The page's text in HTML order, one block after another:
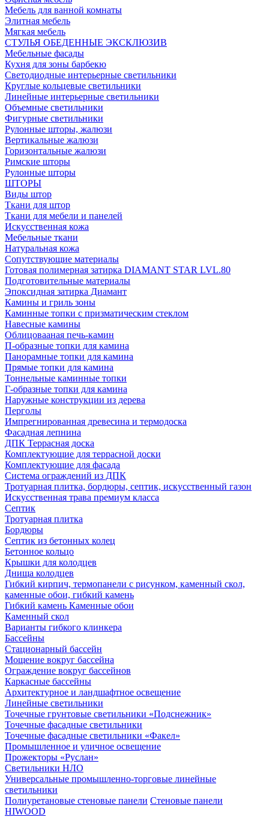
Мебель для ванной комнаты
Элитная мебель
Мягкая мебель
СТУЛЬЯ ОБЕДЕННЫЕ ЭКСКЛЮЗИВ
Мебельные фасады
Кухня для зоны барбекю
Светодиодные интерьерные светильники
Круглые кольцевые светильники
Линейные интерьерные светильники
Объемные светильники
Фигурные светильники
Рулонные шторы, жалюзи
Вертикальные жалюзи
Горизонтальные жалюзи
Римские шторы
Рулонные шторы
ШТОРЫ
Виды штор
Ткани для штор
Ткани для мебели и панелей
Искусственная кожа
Мебельные ткани
Натуральная кожа
Сопутствующие материалы
Готовая полимерная затирка DIAMANT STAR LVL.80
Подготовительные материалы
Эпоксидная затирка Диамант
Камины и гриль зоны
Каминные топки с призматическим стеклом
Навесные камины
Облицовааная печь-камин
П-образные топки для камина
Панорамные топки для камина
Прямые топки для камина
Тоннельные каминные топки
Г-образные топки для камина
Наружные конструкции из дерева
Перголы
Импрегнированная древесина и термодоска
Фасадная лепнина
ДПК Террасная доска
Комплектующие для террасной доски
Комплектующие для фасада
Система ограждений из ДПК
Тротуарная плитка, бордюры, септик, искусственный газон
Искусственная трава премиум класса
Септик
Тротуарная плитка
Бордюры
Септик из бетонных колец
Бетонное кольцо
Крышки для колодцев
Днища колодцев
Гибкий кирпич, термопанели с рисунком, каменный скол,
каменные обои, гибкий камень
Гибкий камень Каменные обои
Каменный скол
Варианты гибкого клинкера
Бассейны
Стационарный бассейн
Мощение вокруг бассейна
Ограждение вокруг бассейнов
Каркасные бассейны
Архитектурное и ландшафтное освещение
Линейные светильники
Точечные грунтовые светильники «Подснежник»
Точечные фасадные светильники
Точечные фасадные светильники «Факел»
Промышленное и уличное освещение
Прожекторы «Руслан»
Светильники НЛО
Универсальные промышленно-торговые линейные
светильники
Полиуретановые стеновые панели Стеновые панели
HIWOOD